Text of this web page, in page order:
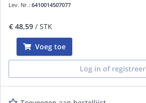
Lev. Nr.: 6410014507077
€ 48,59 / STK
Voeg toe
Log in of registreer